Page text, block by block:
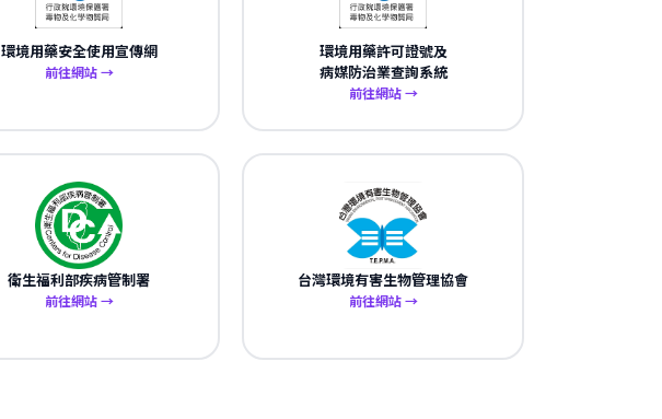
環境用藥安全使用宣傳網
前往網站 →
環境用藥許可證號及
病媒防治業查詢系統
前往網站 →
衛生福利部疾病管制署
前往網站 →
台灣環境有害生物管理協會
前往網站 →